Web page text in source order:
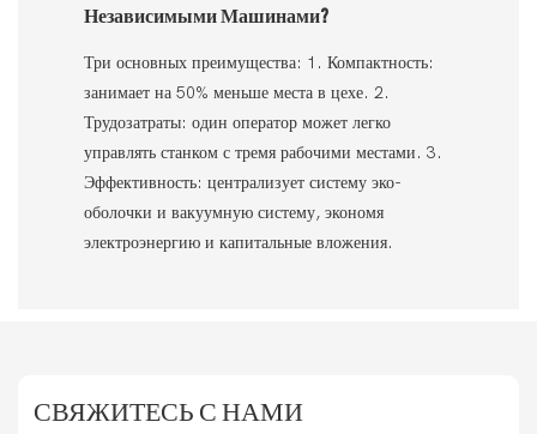
Независимыми Машинами?
Три основных преимущества: 1. Компактность:
занимает на 50% меньше места в цехе. 2.
Трудозатраты: один оператор может легко
управлять станком с тремя рабочими местами. 3.
Эффективность: централизует систему эко-
оболочки и вакуумную систему, экономя
электроэнергию и капитальные вложения.
СВЯЖИТЕСЬ С НАМИ